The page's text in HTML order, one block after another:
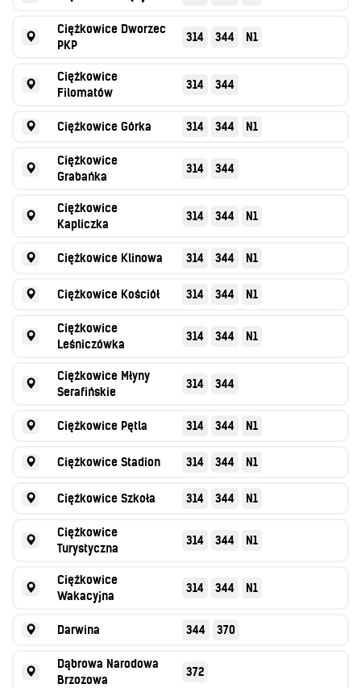
Ciężkowice Dworzec
PKP
314 344 N1
Ciężkowice
Filomatów
314 344
Ciężkowice Górka 314 344 N1
Ciężkowice
Grabańka
314 344
Ciężkowice
Kapliczka
314 344 N1
Ciężkowice Klinowa 314 344 N1
Ciężkowice Kościół 314 344 N1
Ciężkowice
Leśniczówka
314 344 N1
Ciężkowice Młyny
Serafińskie
314 344
Ciężkowice Pętla 314 344 N1
Ciężkowice Stadion 314 344 N1
Ciężkowice Szkoła 314 344 N1
Ciężkowice
Turystyczna
314 344 N1
Ciężkowice
Wakacyjna
314 344 N1
Darwina 344 370
Dąbrowa Narodowa
Brzozowa
372